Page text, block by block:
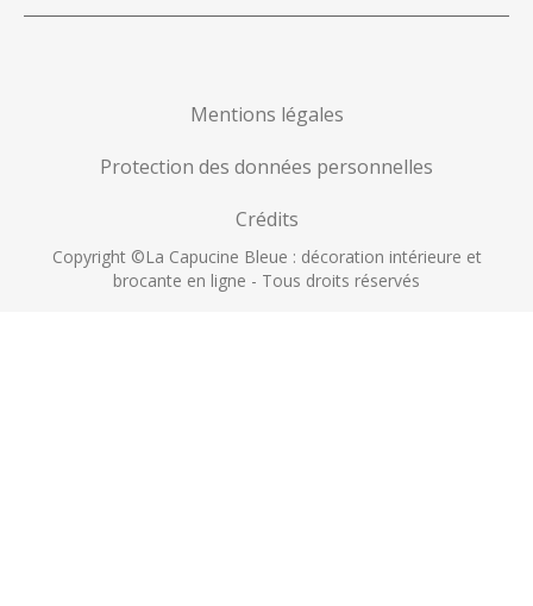
Mentions légales
Protection des données personnelles
Crédits
Copyright ©La Capucine Bleue : décoration intérieure et
brocante en ligne - Tous droits réservés